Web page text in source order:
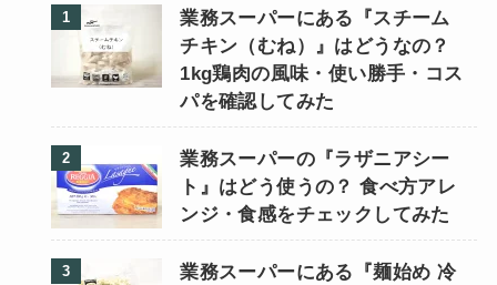
業務スーパーにある『スチーム
チキン（むね）』はどうなの？
1kg鶏肉の風味・使い勝手・コス
パを確認してみた
業務スーパーの『ラザニアシー
ト』はどう使うの？ 食べ方アレ
ンジ・食感をチェックしてみた
業務スーパーにある『麺始め 冷